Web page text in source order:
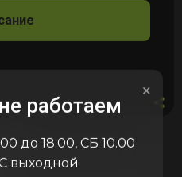
×
работаем
до 18.00, СБ 10.00
выходной